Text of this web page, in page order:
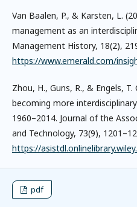
Van Baalen, P., & Karsten, L.
management as an
Management History, 18(2),
https://www.emerald.com/
Zhou, H., Guns, R., & Engels,
becoming more
1960–2014. Journal of the
and Technology, 73(9),
https://
pdf